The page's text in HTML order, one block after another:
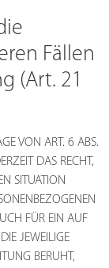
Fällen
(Art. 21
VON ART. 6 ABS.
DAS RECHT,
SITUATION
FÜR EIN AUF
JEWEILIGE
BERUHT,